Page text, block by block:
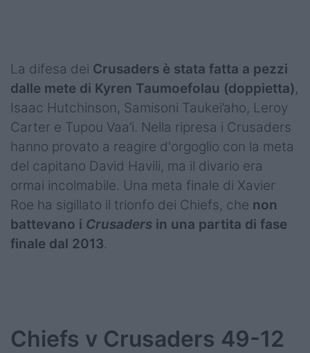
La difesa dei Crusaders è stata fatta a pezzi
dalle mete di Kyren Taumoefolau (doppietta),
Isaac Hutchinson, Samisoni Taukei’aho, Leroy
Carter e Tupou Vaa’i. Nella ripresa i Crusaders
hanno provato a reagire d'orgoglio con la meta
del capitano David Havili, ma il divario era
ormai incolmabile. Una meta finale di Xavier
Roe ha sigillato il trionfo dei Chiefs, che non
battevano i Crusaders in una partita di fase
finale dal 2013.
Chiefs v Crusaders 49-12